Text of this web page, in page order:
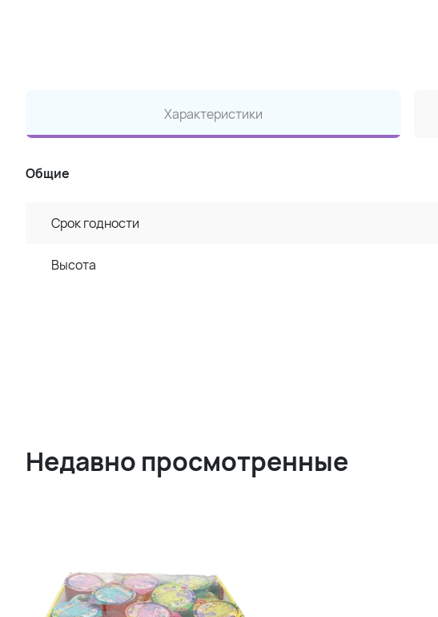
Характеристики
Общие
Срок годности
Высота
Недавно просмотренные